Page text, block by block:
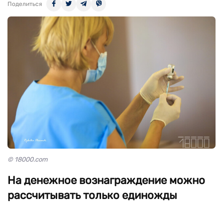
Поделиться
© 18000.com
На денежное вознаграждение можно
рассчитывать только единожды